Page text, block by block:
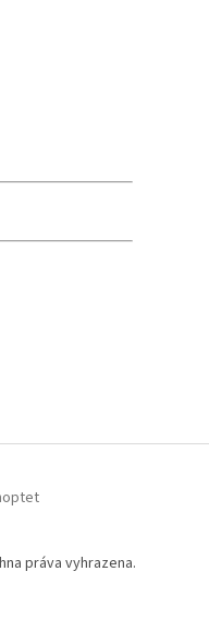
práva vyhrazena.